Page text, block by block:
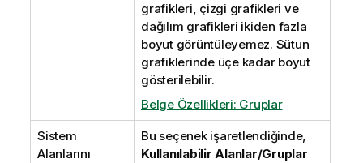
grafikleri, çizgi grafikleri ve
dağılım grafikleri ikiden fazla
boyut görüntüleyemez. Sütun
grafiklerinde üçe kadar boyut
gösterilebilir.
Belge Özellikleri: Gruplar
Sistem
Alanlarını
Bu seçenek işaretlendiğinde,
Kullanılabilir Alanlar/Gruplar